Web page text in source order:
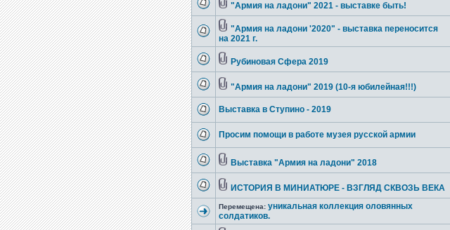
"Армия на ладони" 2021 - выставке быть!
"Армия на ладони '2020" - выставка переносится
на 2021 г.
Рубиновая Сфера 2019
"Армия на ладони" 2019 (10-я юбилейная!!!)
Выставка в Ступино - 2019
Просим помощи в работе музея русской армии
Выставка "Армия на ладони" 2018
ИСТОРИЯ В МИНИАТЮРЕ - ВЗГЛЯД СКВОЗЬ ВЕКА
Перемещена: уникальная коллекция оловянных
солдатиков.